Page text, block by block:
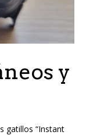
y
gatillos “Instant